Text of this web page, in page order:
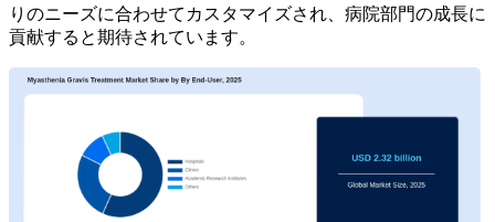
りのニーズに合わせてカスタマイズされ、病院部門の成長に
貢献すると期待されています。